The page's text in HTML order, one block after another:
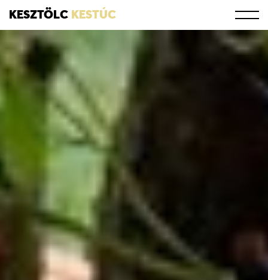
KESZTÖLC KESTÚC